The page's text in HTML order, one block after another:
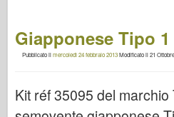
Giapponese Tipo 1
Pubblicato ilmercoledì 24 febbraio 2013Modificato il21
Kit réf 35095 del